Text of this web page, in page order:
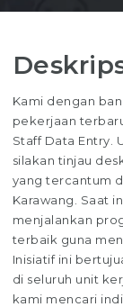
Kami dengan
pekerjaan
Staff Data Entry.
silakan tinjau
yang tercantum
Karawang. Saat
menjalankan
terbaik guna
Inisiatif ini
di seluruh unit
kami mencari